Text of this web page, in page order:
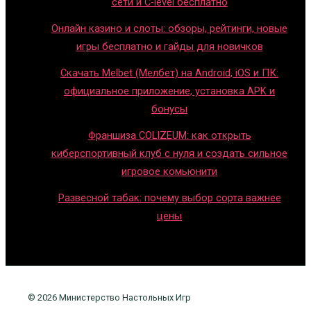
Онлайн казино и слоты: обзоры, рейтинги, новые
игры бесплатно и гайды для новичков
Скачать Melbet (Мелбет) на Android, iOS и ПК:
официальное приложение, установка APK и
бонусы
Франшиза COLIZEUM: как открыть
киберспортивный клуб с нуля и создать сильное
игровое комьюнити
Развесной табак: почему выбор сорта важнее
цены
© 2026 Министерство Настольных Игр